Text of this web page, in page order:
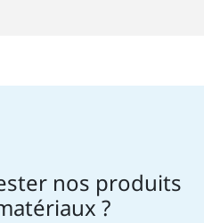
nos produits
?